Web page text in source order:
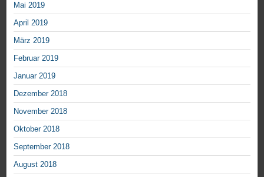
Mai 2019
April 2019
März 2019
Februar 2019
Januar 2019
Dezember 2018
November 2018
Oktober 2018
September 2018
August 2018